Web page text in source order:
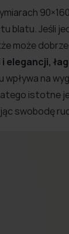
blatu. Jeśli
może
na
istotne
swobodę